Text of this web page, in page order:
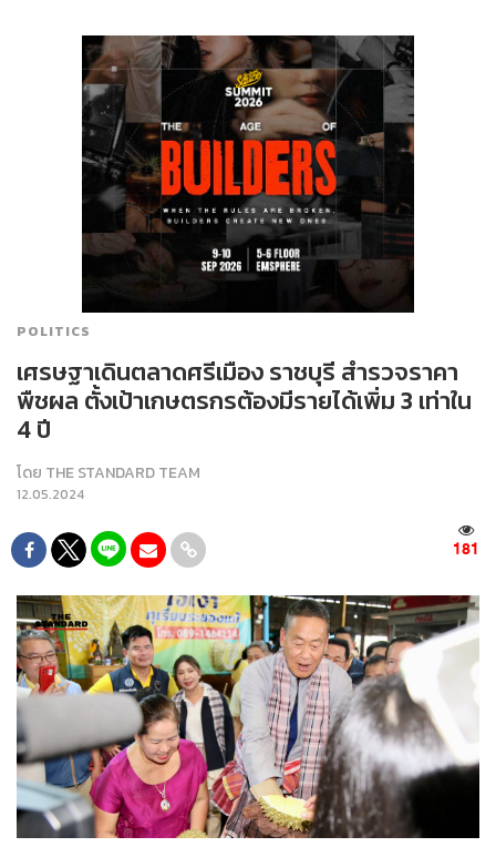
POLITICS
เศรษฐาเดินตลาดศรีเมือง ราชบุรี สำรวจราคา
พืชผล ตั้งเป้าเกษตรกรต้องมีรายได้เพิ่ม 3 เท่าใน
4 ปี
โดย THE STANDARD TEAM
12.05.2024
181